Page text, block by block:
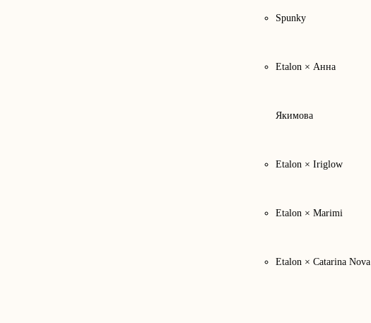
Spunky
Etalon × Анна
Якимова
Etalon × Iriglow
Etalon × Marimi
Etalon × Catarina Nova